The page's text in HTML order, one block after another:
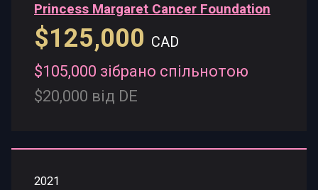
Princess Margaret Cancer Foundation
$125,000 CAD
$105,000 зібрано спільнотою
$20,000 від DE
2021